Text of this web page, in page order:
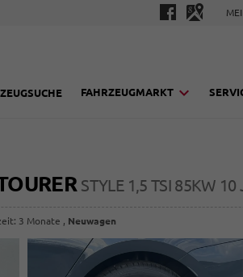
FAHRZEUGMARKT
STYLE 1,5 TSI 85KW 10
3 Monate , Neuwagen